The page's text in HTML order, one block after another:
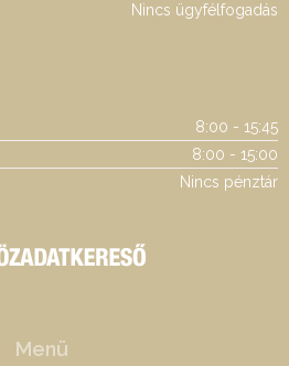
Nincs ügyfélfogadás
8:00 - 15:45
8:00 - 15:00
Nincs pénztár
Menü